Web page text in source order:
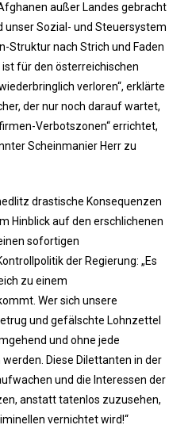
außer Landes gebracht
unser Sozial- und Steuersystem
Struktur nach Strich und Faden
für den österreichischen
verloren“, erklärte
der nur noch darauf wartet,
Verbotszonen“ errichtet,
Scheinmanier Herr zu
drastische Konsequenzen
Hinblick auf den erschlichenen
sofortigen
der Regierung: „Es
zu einem
Wer sich unsere
und gefälschte Lohnzettel
und ohne jede
Diese Dilettanten in der
und die Interessen der
anstatt tatenlos zuzusehen,
vernichtet wird!“